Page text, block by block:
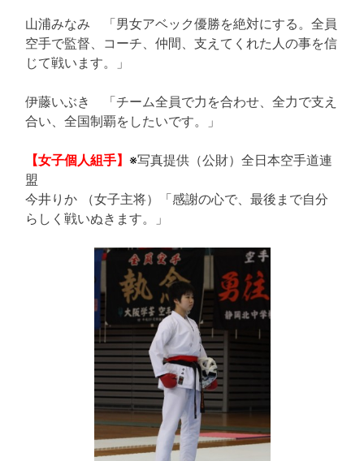
山浦みなみ 「男女アベック優勝を絶対にする。全員
空手で監督、コーチ、仲間、支えてくれた人の事を信
じて戦います。」
伊藤いぶき 「チーム全員で力を合わせ、全力で支え
合い、全国制覇をしたいです。」
【女子個人組手】 ※写真提供（公財）全日本空手道連
盟
今井りか （女子主将）「感謝の心で、最後まで自分
らしく戦いぬきます。」